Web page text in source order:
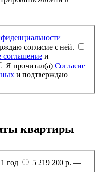
согласие с ней.
соглашение
Я прочитал(а) Согласие
квартиры
год
5 219 200 р. —